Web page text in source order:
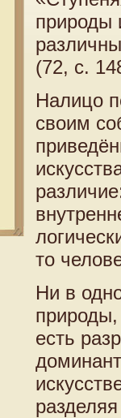
природы
(72, с.
Налицо
своим
то
Ни в
природы,
есть